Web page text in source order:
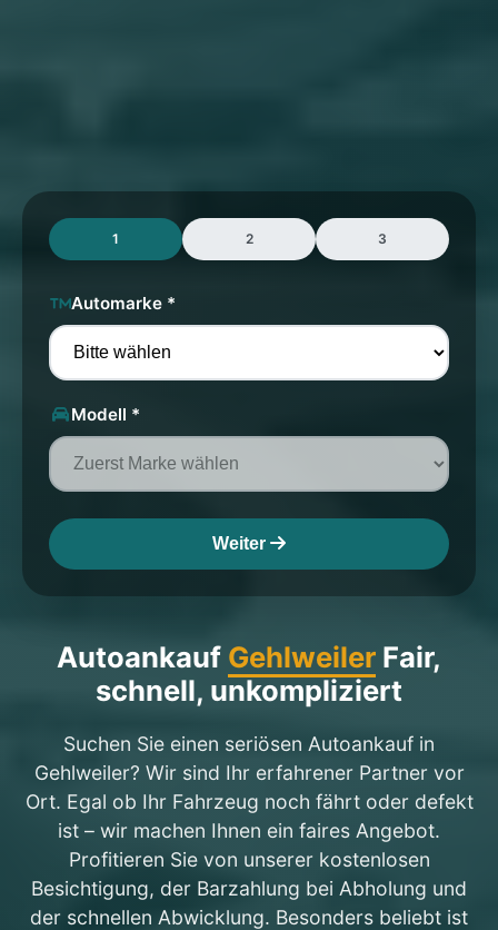
1 2 3
Automarke *
Modell *
Weiter
Autoankauf Gehlweiler Fair,
schnell, unkompliziert
Suchen Sie einen seriösen Autoankauf in
Gehlweiler? Wir sind Ihr erfahrener Partner vor
Ort. Egal ob Ihr Fahrzeug noch fährt oder defekt
ist – wir machen Ihnen ein faires Angebot.
Profitieren Sie von unserer kostenlosen
Besichtigung, der Barzahlung bei Abholung und
der schnellen Abwicklung. Besonders beliebt ist